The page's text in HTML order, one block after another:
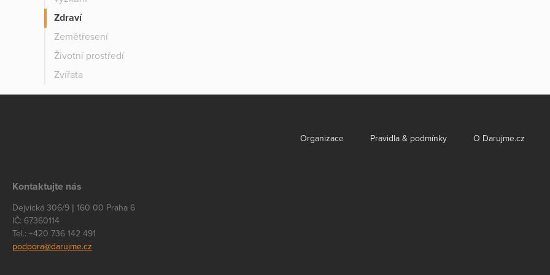
Zdraví
Zemětřesení
Životní prostředí
Zvířata
Organizace Pravidla & podmínky O Darujme.cz
Kontaktujte nás
Dejvická 306/9 | 160 00 Praha 6
IČ: 67360114
Tel.: +420 736 142 491
podpora@darujme.cz